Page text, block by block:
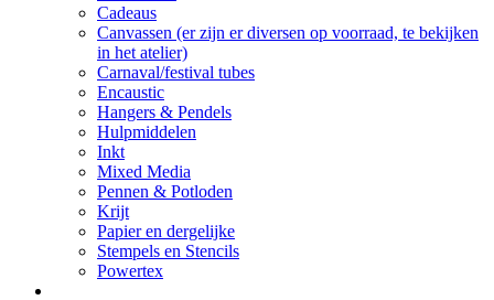
Cadeaus
Canvassen (er zijn er diversen op voorraad, te bekijken
in het atelier)
Carnaval/festival tubes
Encaustic
Hangers & Pendels
Hulpmiddelen
Inkt
Mixed Media
Pennen & Potloden
Krijt
Papier en dergelijke
Stempels en Stencils
Powertex